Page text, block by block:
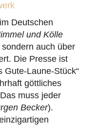
Deutschen
und Kölle
auch über
Die Presse ist
Gute-Laune-Stück“
göttliches
muss jeder
Becker).